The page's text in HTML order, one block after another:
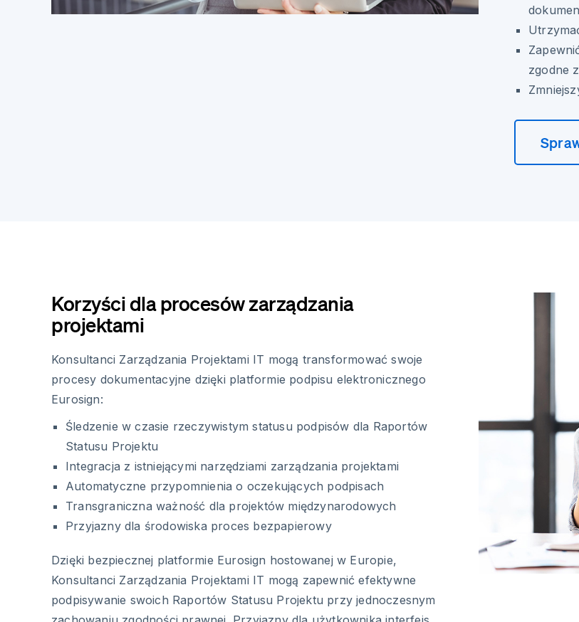
zgodne
Korzyści dla procesów zarządzania
projektami
Konsultanci Zarządzania Projektami IT mogą transformować swoje
procesy dokumentacyjne dzięki platformie podpisu elektronicznego
Eurosign:
Śledzenie w czasie rzeczywistym statusu podpisów dla Raportów
Statusu Projektu
Integracja z istniejącymi narzędziami zarządzania projektami
Automatyczne przypomnienia o oczekujących podpisach
Transgraniczna ważność dla projektów międzynarodowych
Przyjazny dla środowiska proces bezpapierowy
Dzięki bezpiecznej platformie Eurosign hostowanej w Europie,
Konsultanci Zarządzania Projektami IT mogą zapewnić efektywne
podpisywanie swoich Raportów Statusu Projektu przy jednoczesnym